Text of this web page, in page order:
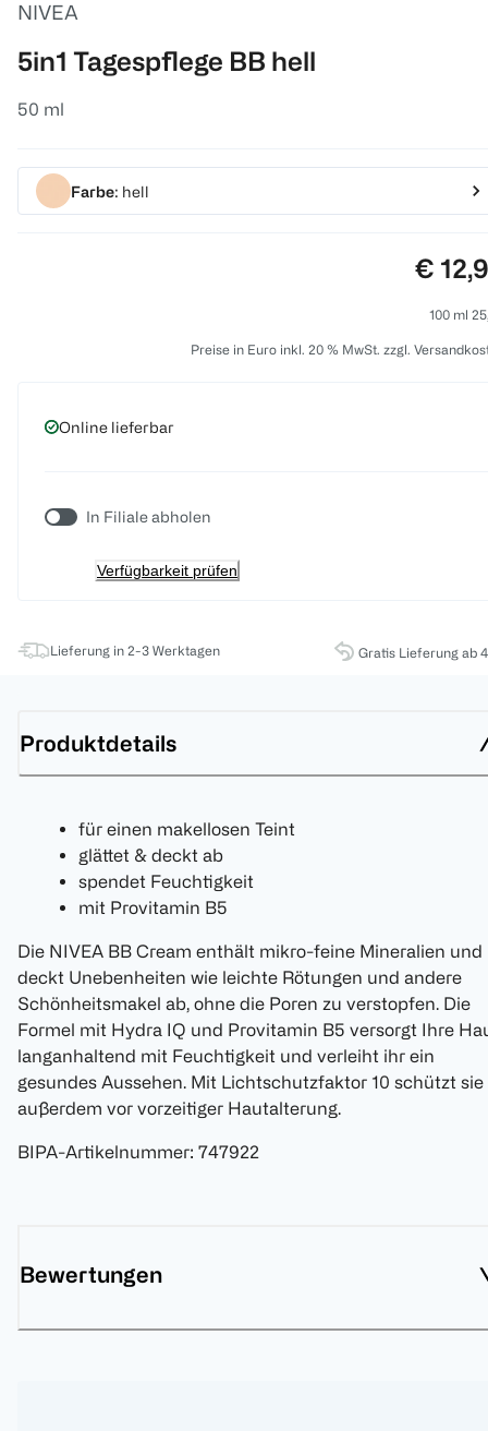
NIVEA
5in1 Tagespflege BB hell
50 ml
Farbe: hell
Preis:
€
100 ml
Preise in Euro inkl. 20 % MwSt. zzgl.
Online lieferbar
In Filiale abholen
Verfügbarkeit prüfen
Lieferung in 2-3 Werktagen Gratis Lieferung ab
Produktdetails
für einen makellosen Teint
glättet & deckt ab
spendet Feuchtigkeit
mit Provitamin B5
Die NIVEA BB Cream enthält mikro-feine Mineralien und
deckt Unebenheiten wie leichte Rötungen und andere
Schönheitsmakel ab, ohne die Poren zu verstopfen. Die
Formel mit Hydra IQ und Provitamin B5 versorgt Ihre
langanhaltend mit Feuchtigkeit und verleiht ihr ein
gesundes Aussehen. Mit Lichtschutzfaktor 10 schützt sie
außerdem vor vorzeitiger Hautalterung.
BIPA-Artikelnummer: 747922
Bewertungen